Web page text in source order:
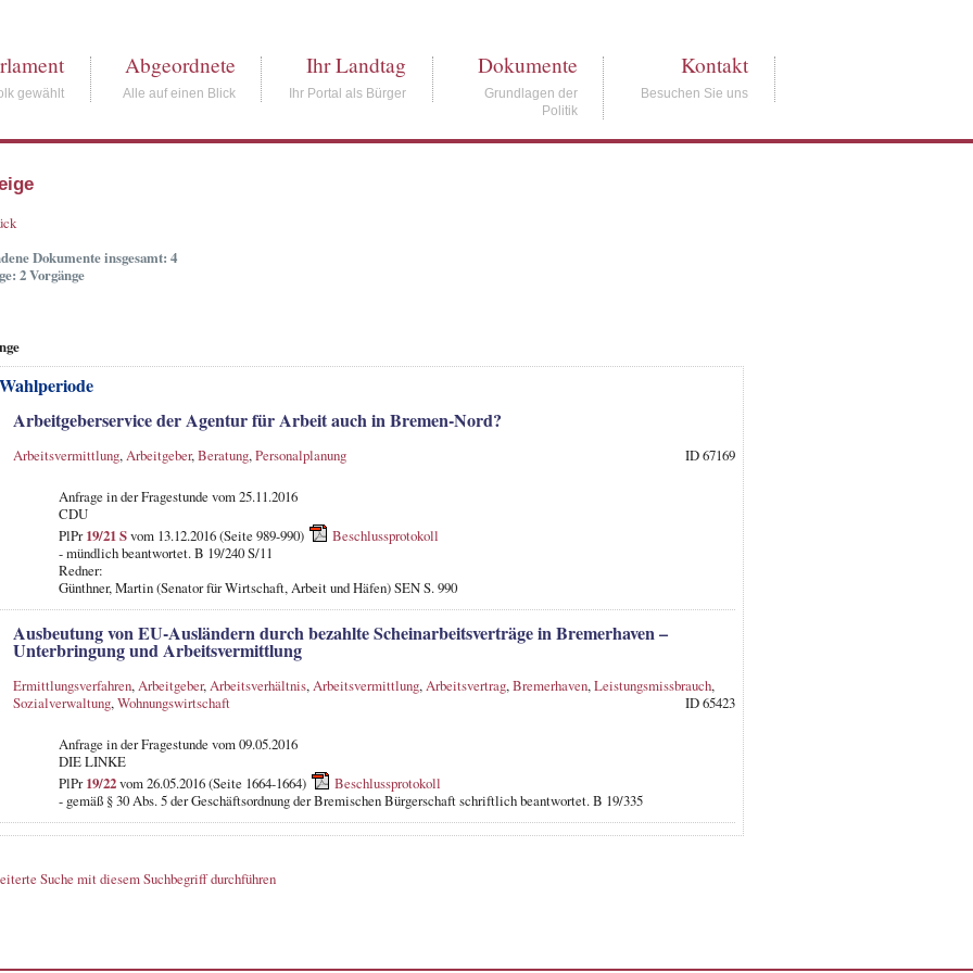
gewählt
Abgeordnete
Alle auf einen Blick
Ihr Landtag
Ihr Portal als Bürger
Dokumente
Grundlagen der
Politik
Kontakt
Besuchen Sie uns
Dokumente insgesamt: 4
2 Vorgänge
Arbeitgeberservice der Agentur für Arbeit auch in Bremen-Nord?
Arbeitsvermittlung,Arbeitgeber,Beratung,Personalplanung ID 67169
Anfrage in der Fragestundevom 25.11.2016
CDU
PlPr19/21 Svom 13.12.2016 (Seite 989-990)
Beschlussprotokoll
- mündlich beantwortet. B 19/240 S/11
Redner:
Günthner, Martin (Senator für Wirtschaft, Arbeit und Häfen) SEN S. 990
Ausbeutung von EU-Ausländern durch bezahlte Scheinarbeitsverträge in Bremerhaven –
Unterbringung und Arbeitsvermittlung
Ermittlungsverfahren,Arbeitgeber,Arbeitsverhältnis,Arbeitsvermittlung,Arbeitsvertrag,Bremerhaven,Leistungsmissbrauch,
Sozialverwaltung,Wohnungswirtschaft ID 65423
Anfrage in der Fragestunde vom 09.05.2016
DIE LINKE
PlPr19/22vom 26.05.2016 (Seite 1664-1664)
Beschlussprotokoll
- gemäß § 30 Abs. 5 der Geschäftsordnung der Bremischen Bürgerschaft schriftlich beantwortet. B 19/335
Suche mit diesem Suchbegriff durchführen